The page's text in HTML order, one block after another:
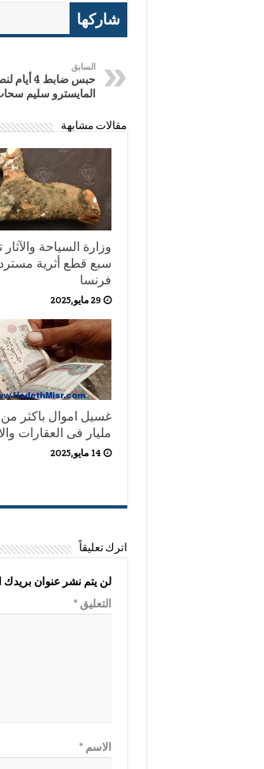
شاركها
السابق
حبس ضابط
المايسترو سليم
مقالات مشابهة
وزارة السياحة
سبع قطع أثرية
فرنسا
29 مايو,2025
غسيل اموال باكثر من
مليار فى العقارات
14 مايو,2025
اترك تعليقاً
لن يتم نشر عنوان بريدك
التعليق*
الاسم*